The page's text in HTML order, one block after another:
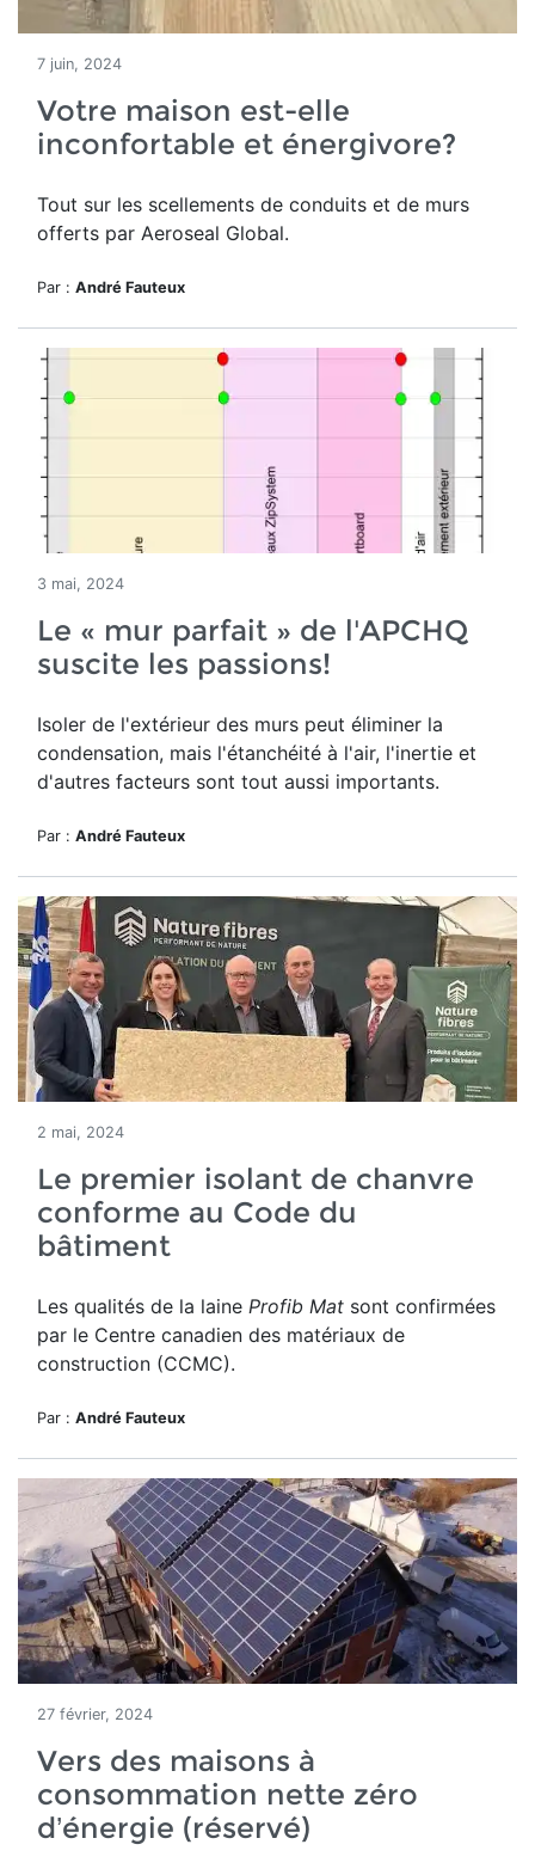
7 juin, 2024
Votre maison est-elle
inconfortable et énergivore?
Tout sur les scellements de conduits et de murs
offerts par Aeroseal Global.
Par : André Fauteux
3 mai, 2024
Le « mur parfait » de l'APCHQ
suscite les passions!
Isoler de l'extérieur des murs peut éliminer la
condensation, mais l'étanchéité à l'air, l'inertie et
d'autres facteurs sont tout aussi importants.
Par : André Fauteux
2 mai, 2024
Le premier isolant de chanvre
conforme au Code du
bâtiment
Les qualités de la laine Profib Mat sont confirmées
par le Centre canadien des matériaux de
construction (CCMC).
Par : André Fauteux
27 février, 2024
Vers des maisons à
consommation nette zéro
d’énergie (réservé)